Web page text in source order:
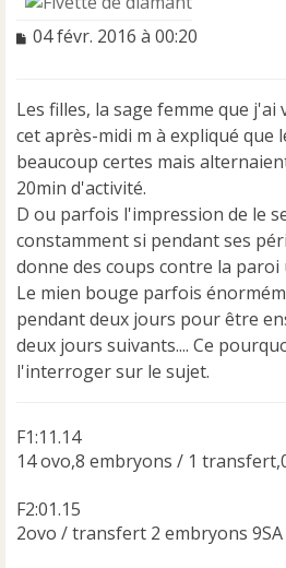
M
a
g
e
n
o
n
l
u
04 févr. 2016 à 00:20
Les filles, la sage femme que
cet après-midi m à expliqué que
beaucoup certes mais
20min d'activité.
D ou parfois l'impression de le
constamment si pendant ses
donne des coups contre la paroi
Le mien bouge parfois
pendant deux jours pour être
deux jours suivants.... Ce
l'interroger sur le sujet.
F1:11.14
14 ovo,8 embryons / 1
F2:01.15
2ovo / transfert 2 embryons 9SA